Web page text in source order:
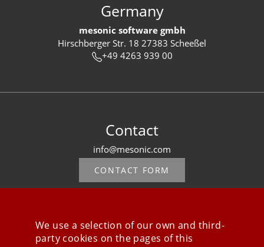
Germany
mesonic software gmbh
Hirschberger Str. 18 27383 Scheeßel
+49 4263 939 00
Contact
info@mesonic.com
CONTACT FORM
We use a selection of our own and third-
party cookies on the pages of this